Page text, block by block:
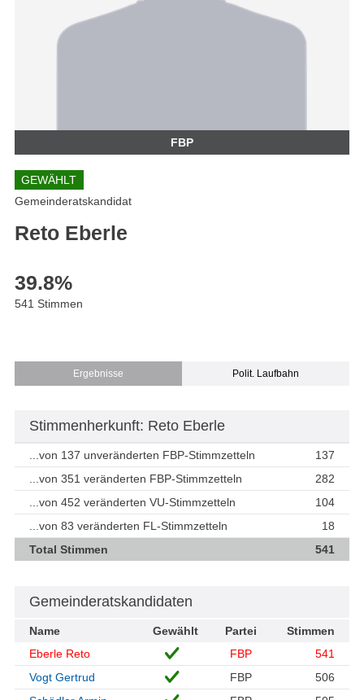
FBP
GEWÄHLT
Gemeinderatskandidat
Reto Eberle
39.8%
541 Stimmen
Ergebnisse Polit. Laufbahn
Stimmenherkunft: Reto Eberle
...von 137 unveränderten FBP-Stimmzetteln
137
...von 351 veränderten FBP-Stimmzetteln
282
...von 452 veränderten VU-Stimmzetteln
104
...von 83 veränderten FL-Stimmzetteln
18
Total Stimmen
541
Gemeinderatskandidaten
Name Gewählt Partei
Stimmen
Eberle Reto
FBP
541
Vogt Gertrud
FBP
506